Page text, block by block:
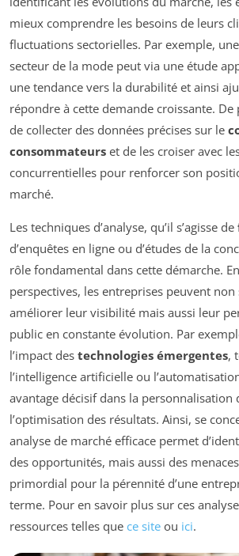
mieux comprendre les besoins de leurs
fluctuations sectorielles. Par exemple,
secteur de la mode peut via une étude
une tendance vers la durabilité et ainsi
répondre à cette demande croissante. De
de collecter des données précises sur le
consommateurs et de les croiser avec
concurrentielles pour renforcer son
marché.
Les techniques d’analyse, qu’il s’agisse de
d’enquêtes en ligne ou d’études de la
rôle fondamental dans cette démarche.
perspectives, les entreprises peuvent
améliorer leur visibilité mais aussi leur
public en constante évolution. Par
l’impact des technologies émergentes,
l’intelligence artificielle ou
avantage décisif dans la personnalisation
l’optimisation des résultats. Ainsi, se
analyse de marché efficace permet
des opportunités, mais aussi des
primordial pour la pérennité d’une
terme. Pour en savoir plus sur ces
ressources telles que ce site ou ici.